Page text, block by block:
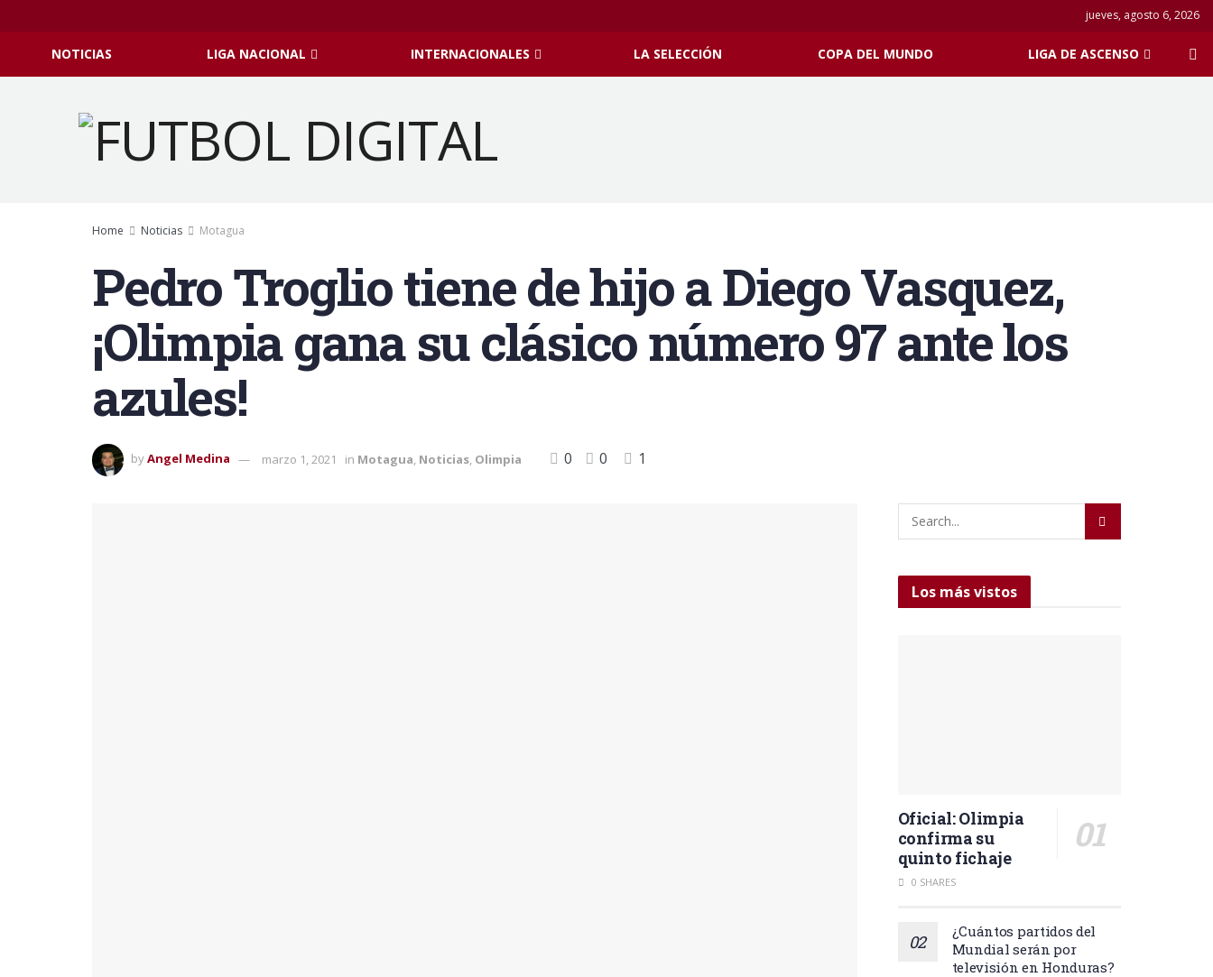
jueves, agosto 6, 2026
NOTICIAS LIGA NACIONAL INTERNACIONALES LA SELECCIÓN COPA DEL MUNDO LIGA DE ASCENSO
Home Noticias Motagua
Pedro Troglio tiene de hijo a Diego Vasquez,
¡Olimpia gana su clásico número 97 ante los
azules!
byAngel Medina marzo 1, 2021 in Motagua Noticias Olimpia 0 0 1
Los más vistos
Oficial: Olimpia
confirma su
quinto fichaje
0 SHARES
¿Cuántos partidos del
Mundial serán por
televisión en Honduras?